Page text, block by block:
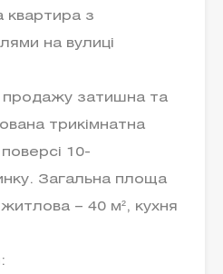
квартира з
на вулиці
продажу затишна та
трикімнатна
10-
Загальна площа
– 40 м², кухня